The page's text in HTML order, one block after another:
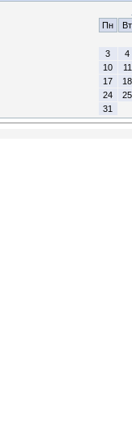
Пн
Вт
3
4
10
11
17
18
24
25
31